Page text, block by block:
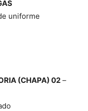
uniforme
(CHAPA) 02 –